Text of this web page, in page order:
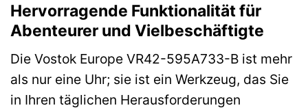
Hervorragende Funktionalität für
Abenteurer und Vielbeschäftigte
Die Vostok Europe VR42-595A733-B ist mehr
als nur eine Uhr; sie ist ein Werkzeug, das Sie
in Ihren täglichen Herausforderungen